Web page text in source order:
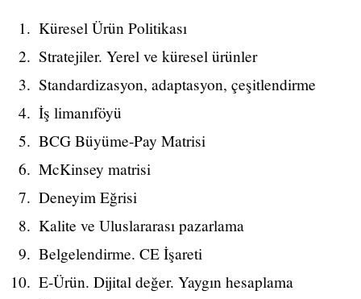
Küresel Ürün Politikası
Stratejiler. Yerel ve küresel ürünler
Standardizasyon, adaptasyon, çeşitlendirme
İş limanıföyü
BCG Büyüme-Pay Matrisi
McKinsey matrisi
Deneyim Eğrisi
Kalite ve Uluslararası pazarlama
Belgelendirme. CE İşareti
E-Ürün. Dijital değer. Yaygın hesaplama